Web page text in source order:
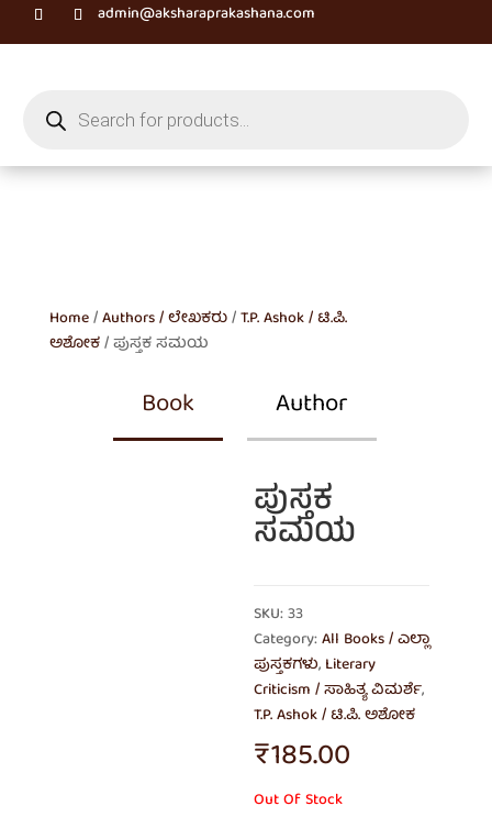
admin@aksharaprakashana.com
search
Home/Authors / ಲೇಖಕರು/T.P. Ashok / ಟಿ.ಪಿ.
ಅಶೋಕ/ ಪುಸ್ತಕ ಸಮಯ
Book Author
ಪುಸ್ತಕ
ಸಮಯ
SKU: 33
Category:All Books / ಎಲ್ಲಾ
ಪುಸ್ತಕಗಳು, Literary
Criticism / ಸಾಹಿತ್ಯ ವಿಮರ್ಶೆ,
T.P. Ashok / ಟಿ.ಪಿ. ಅಶೋಕ
₹185.00
Out Of Stock